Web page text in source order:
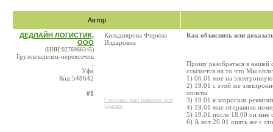
Автор
ДЕДЛАЙН ЛОГИСТИК,
ООО
(ИНН:0276966345)
Грузовладелец-перевозчик
Уфа
Код:548642
#1
Кильдиярова Фирюза
Илдаровна
* контакт был изменен или
удален
Как объяснить или
Прошу разобраться в нашей
ссылается на то что Мы
1) 06.01 мне на
2) 19.01 с этой же
оплаты.
3) 19.01 я запросила
4) 19.01 мне отправили
5) 19.01 после 18.00 он мне
6) А вот 20.01 опять же с